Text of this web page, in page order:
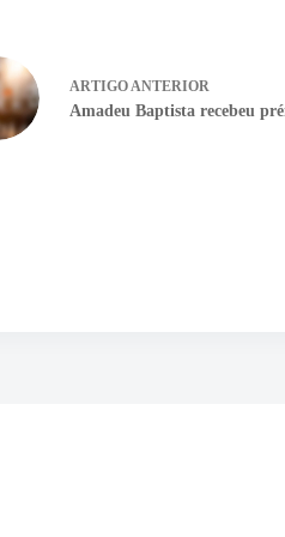
ARTIGOANTERIOR
Amadeu Baptista recebeu